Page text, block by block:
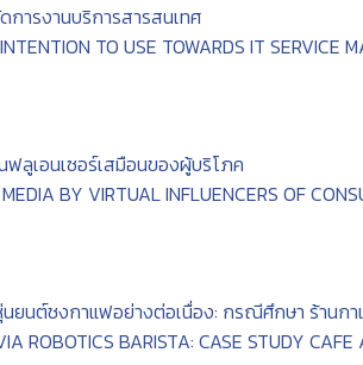
การงานบริการสารสนเทศ
TO USE TOWARDS IT SERVICE
ลูเอนเซอร์เสมือนของผู้บริโภค
BY VIRTUAL INFLUENCERS OF
ยนต์ชงกาแฟอย่างต่อเนื่อง: กรณีศึกษา ร้านก
ROBOTICS BARISTA: CASE STUDY CAFE